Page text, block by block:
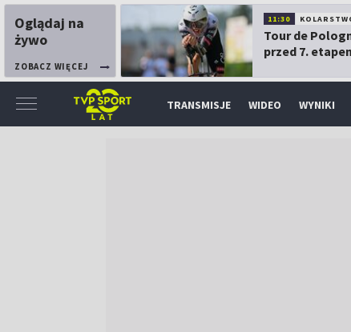
Oglądaj na
żywo
ZOBACZ WIĘCEJ
11:30
Tour de
przed 7.
TRANSMISJE WIDEO WYNIKI